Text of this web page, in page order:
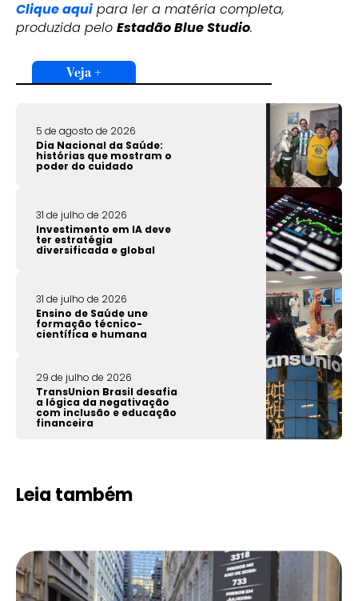
Clique aquipara ler a matéria completa,
produzida pelo Estadão Blue Studio.
Veja +
5 de agosto de 2026
Dia Nacional da Saúde:
histórias que mostram o
poder do cuidado
31 de julho de 2026
Investimento em IA deve
ter estratégia
diversificada e global
31 de julho de 2026
Ensino de Saúde une
formação técnico-
científica e humana
29 de julho de 2026
TransUnion Brasil desafia
a lógica da negativação
com inclusão e educação
financeira
Leia também